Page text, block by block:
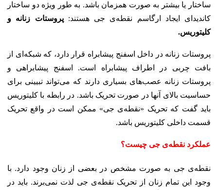
ساختار یا بیشتر به صورت همزمان باشد. به طور ویژه دو ساختار
کاندیدای ایجاد ارگاسم نقطه‌ی جی هستند:پروستات زنانه و
کلیتوریس.
پروستات زنانه در داخل اسفنج پیشابراه قرار دارد، که شبکه‌ای از
بافت چربی در اطراف پیشابراه است. اسفنج پیشابراهی و
پروستات زنانه عصب‌های بسیاری دارند که می‌تواند تبیینی برای
حساسیت بالای آنها در صورت تحریک باشد. در رابطه با کلیتوریس
باید گفت که تحریک «نقطه‌ی جی» ممکن است در واقع تحریک
قسمت داخلی کلیتوریس باشد.
عملکرد نقطه‌ی جی چیست؟
نقطه‌ی جی به صورت مشخص در بعضی از زنان وجود دارد. با
وجود این تمام زنان از تحریک نقطه‌ی جی لذت نمی‌برند. باید در